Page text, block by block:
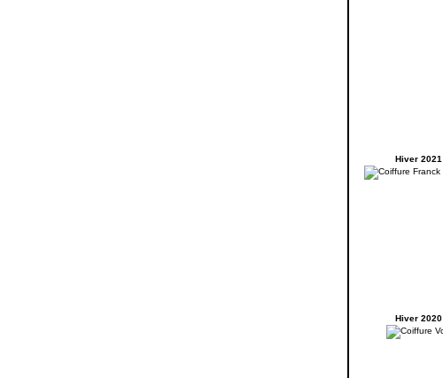
Hiver 2021
Hiver 2020